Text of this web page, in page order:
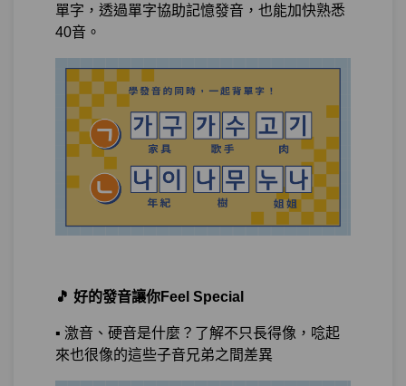
測驗3 隨堂小考3
單元5 韓文基本功4：化妝室在哪？
測驗4 隨堂小考4
韓文基本功整理
否定：不是、不做、 還是做不到？
單元2 我不吃肉，我吃素
測驗1 隨堂小考5
單字，透過單字協助記憶發音，也能加快熟悉
40音。
🎵 好的發音讓你Feel Special
▪️ 激音、硬音是什麼？了解不只長得像，唸起
來也很像的這些子音兄弟之間差異